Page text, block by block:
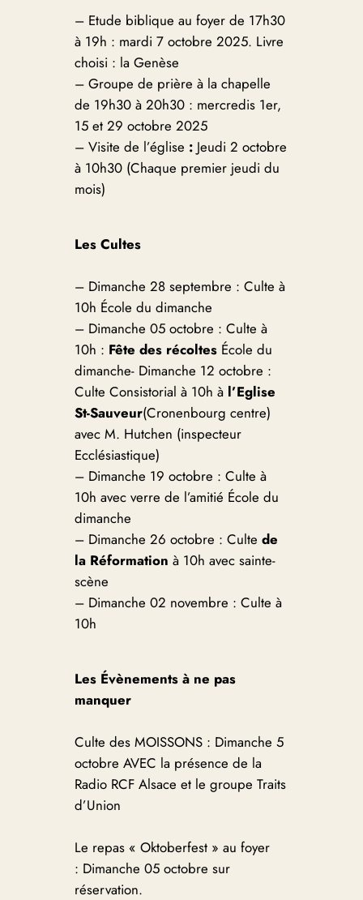
– Etude biblique au foyer de 17h30
à 19h : mardi 7 octobre 2025. Livre
choisi : la Genèse
– Groupe de prière à la chapelle
de 19h30 à 20h30 : mercredis 1er,
15 et 29 octobre 2025
– Visite de l’église : Jeudi 2 octobre
à 10h30 (Chaque premier jeudi du
mois)
Les Cultes
– Dimanche 28 septembre : Culte à
10h École du dimanche
– Dimanche 05 octobre : Culte à
10h : Fête des récoltes École du
dimanche- Dimanche 12 octobre :
Culte Consistorial à 10h à l’Eglise
St-Sauveur(Cronenbourg centre)
avec M. Hutchen (inspecteur
Ecclésiastique)
– Dimanche 19 octobre : Culte à
10h avec verre de l’amitié École du
dimanche
– Dimanche 26 octobre : Cultede
la Réformation à 10h avec sainte-
scène
– Dimanche 02 novembre : Culte à
10h
Les Évènements à ne pas
manquer
Culte des MOISSONS : Dimanche 5
octobre AVEC la présence de la
Radio RCF Alsace et le groupe Traits
d’Union
Le repas « Oktoberfest » au foyer
: Dimanche 05 octobre sur
réservation.